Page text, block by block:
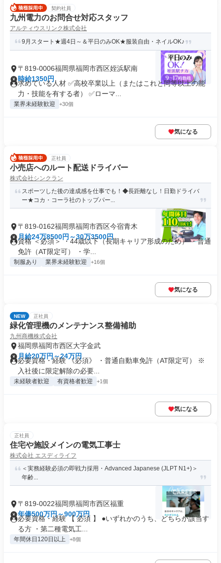
契約社員
九州電力のお問合せ対応スタッフ
アルティウスリンク株式会社
9月スタート★週4日～＆平日のみOK★服装自由・ネイルOK♪
〒819-0006福岡県福岡市西区姪浜駅南
時給1350円
求めている人材 ✅高校卒業以上（またはこれと同等以上の能
力・技能を有する者） ✅ローマ...
業界未経験歓迎 +30個
気になる
正社員
小売店へのルート配送ドライバー
株式会社シンクラン
スポーツした後の達成感を仕事でも！◆長距離なし！日勤ドライバ
ー★コカ・コーラ社のトップパー...
〒819-0162福岡県福岡市西区今宿青木
月給24万8500円～30万3500円
資格 ＜必須＞ ・44歳以下（長期キャリア形成のため） ・普通
免許（AT限定可） ・学...
制服あり 業界未経験歓迎 +16個
気になる
NEW 正社員
緑化管理機のメンテナンス整備補助
九州商機株式会社
福岡県福岡市西区大字金武
月給20万円～24万円
必要資格・経験 《必須》 ・普通自動車免許（AT限定可） ※
入社後に限定解除の必要...
未経験者歓迎 有資格者歓迎 +1個
気になる
正社員
住宅や施設メインの電気工事士
株式会社 エスディライフ
＜実務経験必須の即戦力採用・Advanced Japanese (JLPT N1+)＞
年齢...
〒819-0022福岡県福岡市西区福重
年俸500万円～900万円
必要資格・経験 【 必須 】 ●いずれかのうち、どちらか該当す
る方 ・第二種電気工...
年間休日120日以上 +8個